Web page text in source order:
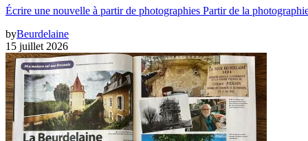
Écrire une nouvelle à partir de photographies Partir de la
byBeurdelaine
15 juillet 2026